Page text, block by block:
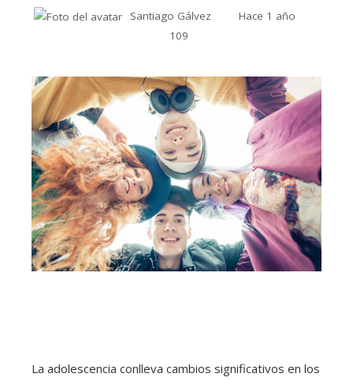
Santiago Gálvez
Hace 1 año
109
La adolescencia conlleva cambios significativos en los